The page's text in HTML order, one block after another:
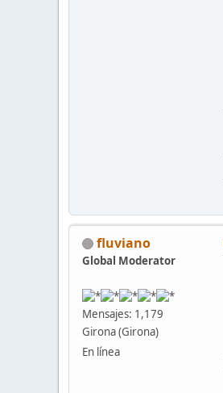
fluviano
Global Moderator
Mensajes: 1,179
Girona (Girona)
En línea